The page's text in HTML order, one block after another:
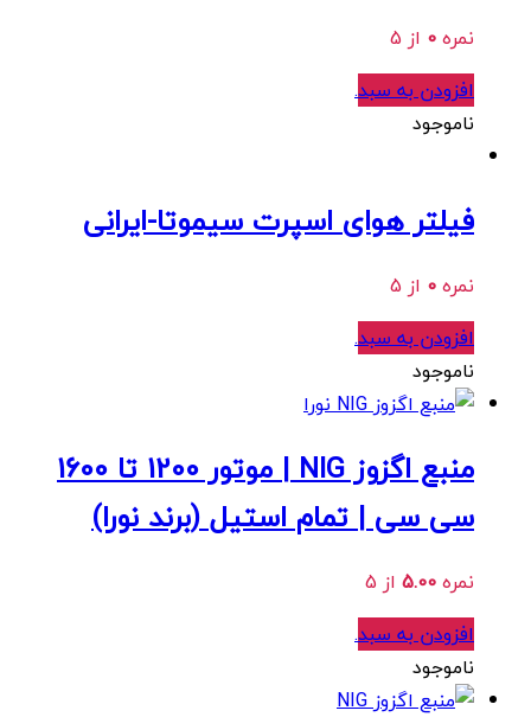
نمره0 از 5
افزودن به سبد.
ناموجود
فیلتر هوای اسپرت سیموتا-ایرانی
نمره0 از 5
افزودن به سبد.
ناموجود
منبع اگزوز NIG | موتور 1200 تا 1600
سی سی | تمام استیل (برند نورا)
نمره5.00 از 5
افزودن به سبد.
ناموجود